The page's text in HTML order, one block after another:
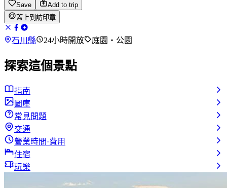
Save
Add to trip
蓋上到訪印章
石川縣 24小時開放 庭園・公園
探索這個景點
指南
圖庫
常見問題
交通
營業時間·費用
住宿
玩樂